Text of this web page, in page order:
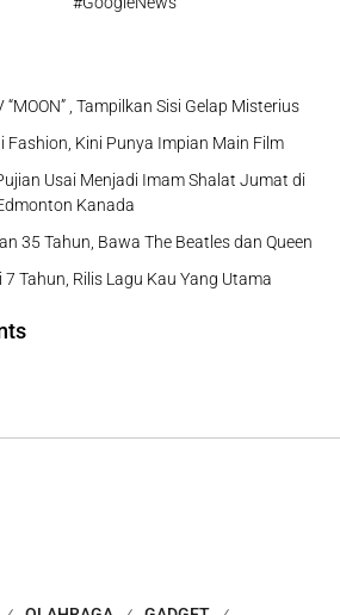
“MOON” , Tampilkan Sisi Gelap Misterius
Fashion, Kini Punya Impian Main Film
Usai Menjadi Imam Shalat Jumat di
Kanada
35 Tahun, Bawa The Beatles dan Queen
Tahun, Rilis Lagu Kau Yang Utama